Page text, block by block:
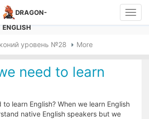
DRAGON-
ENGLISH
уровень №28 More
need to learn
learn English? When we learn English
native English speakers but we